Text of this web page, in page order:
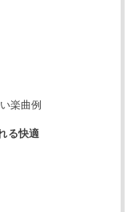
楽曲例
る快適